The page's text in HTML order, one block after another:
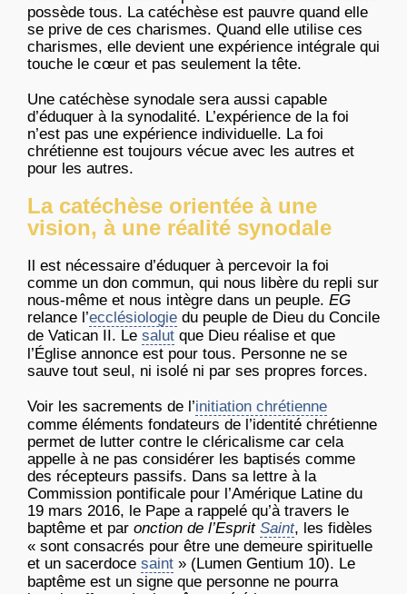
possède tous. La catéchèse est pauvre quand elle
se prive de ces charismes. Quand elle utilise ces
charismes, elle devient une expérience intégrale qui
touche le cœur et pas seulement la tête.
Une catéchèse synodale sera aussi capable
d’éduquer à la synodalité. L’expérience de la foi
n’est pas une expérience individuelle. La foi
chrétienne est toujours vécue avec les autres et
pour les autres.
La catéchèse orientée à une
vision, à une réalité synodale
Il est nécessaire d’éduquer à percevoir la foi
comme un don commun, qui nous libère du repli sur
nous-même et nous intègre dans un peuple. EG
relance l’ecclésiologie du peuple de Dieu du Concile
de Vatican II. Le salut que Dieu réalise et que
l’Église annonce est pour tous. Personne ne se
sauve tout seul, ni isolé ni par ses propres forces.
Voir les sacrements de l’initiation chrétienne
comme éléments fondateurs de l’identité chrétienne
permet de lutter contre le cléricalisme car cela
appelle à ne pas considérer les baptisés comme
des récepteurs passifs. Dans sa lettre à la
Commission pontificale pour l’Amérique Latine du
19 mars 2016, le Pape a rappelé qu’à travers le
baptême et par onction de l’Esprit Saint, les fidèles
« sont consacrés pour être une demeure spirituelle
et un sacerdoce saint » (Lumen Gentium 10). Le
baptême est un signe que personne ne pourra